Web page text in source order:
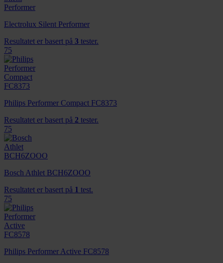
Electrolux Silent Performer
Resultatet er basert på 3 tester.
75
Philips Performer Compact FC8373
Resultatet er basert på 2 tester.
75
Bosch Athlet BCH6ZOOO
Resultatet er basert på 1 test.
75
Philips Performer Active FC8578